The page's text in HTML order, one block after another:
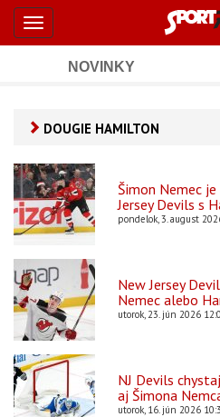
Šport7.sk
-
spravodajstvo
a
výsledky
Skočiť
hlavný
Toggle
navigation
Sub
Navigation
NOVINKY
Main
Content
DOUGIE HAMILTON
Šimon Nemec
Jersey Devils s
pondelok, 3. august
New Jersey
Nemec alebo
utorok, 23. jún 2026
NJ Devils
aj Šimona
utorok, 16. jún 2026